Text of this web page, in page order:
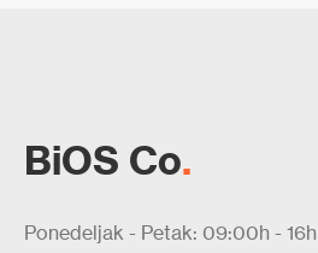
BiOS Co.
Ponedeljak - Petak: 09:00h - 16h